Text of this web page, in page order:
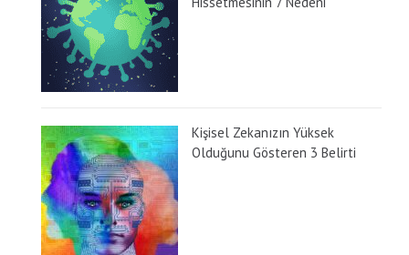
Kişisel Zekanızın Yüksek
Olduğunu Gösteren 3 Belirti